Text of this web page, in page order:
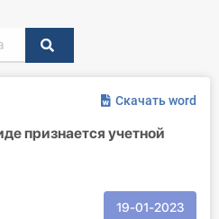
Скачать word
признается учетной
19-01-2023